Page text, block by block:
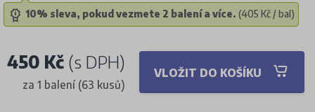
10% sleva, pokud vezmete 2 balení a více. (405 Kč / bal)
450 Kč (s DPH)
za 1 balení (63 kusů)
VLOŽIT DO KOŠÍKU